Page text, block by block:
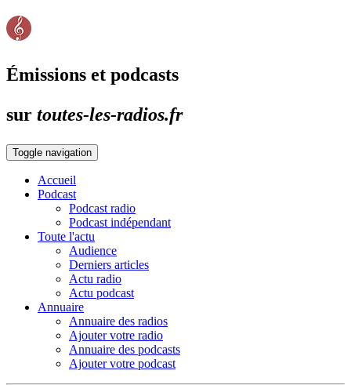
Émissions et podcasts
sur toutes-les-radios.fr
Toggle navigation
Accueil
Podcast
Podcast radio
Podcast indépendant
Toute l'actu
Audience
Derniers articles
Actu radio
Actu podcast
Annuaire
Annuaire des radios
Ajouter votre radio
Annuaire des podcasts
Ajouter votre podcast